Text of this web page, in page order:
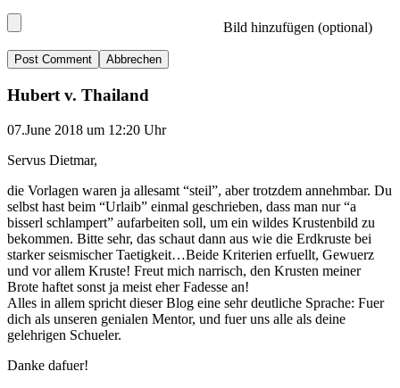
Bild hinzufügen (optional)
Abbrechen
Hubert v. Thailand
07.June 2018 um 12:20 Uhr
Servus Dietmar,
die Vorlagen waren ja allesamt “steil”, aber trotzdem annehmbar. Du
selbst hast beim “Urlaib” einmal geschrieben, dass man nur “a
bisserl schlampert” aufarbeiten soll, um ein wildes Krustenbild zu
bekommen. Bitte sehr, das schaut dann aus wie die Erdkruste bei
starker seismischer Taetigkeit…Beide Kriterien erfuellt, Gewuerz
und vor allem Kruste! Freut mich narrisch, den Krusten meiner
Brote haftet sonst ja meist eher Fadesse an!
Alles in allem spricht dieser Blog eine sehr deutliche Sprache: Fuer
dich als unseren genialen Mentor, und fuer uns alle als deine
gelehrigen Schueler.
Danke dafuer!